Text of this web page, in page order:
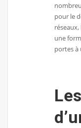
pour le
une
portes à